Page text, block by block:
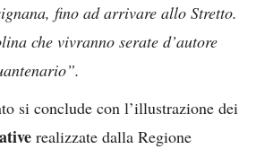
fino ad arrivare allo Stretto.
che vivranno serate d’autore
si conclude con l’illustrazione dei
realizzate dalla Regione